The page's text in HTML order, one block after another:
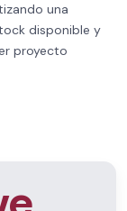
una
disponible y
proyecto